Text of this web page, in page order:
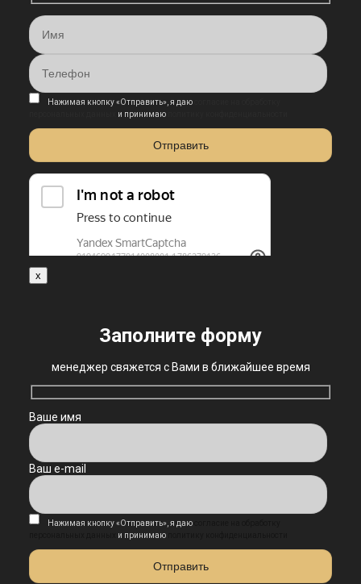
Нажимая кнопку «Отправить», я даю
и принимаю
x
Заполните форму
менеджер свяжется с Вами в ближайшее время
Ваше имя
Ваш e-mail
Нажимая кнопку «Отправить», я даю
и принимаю